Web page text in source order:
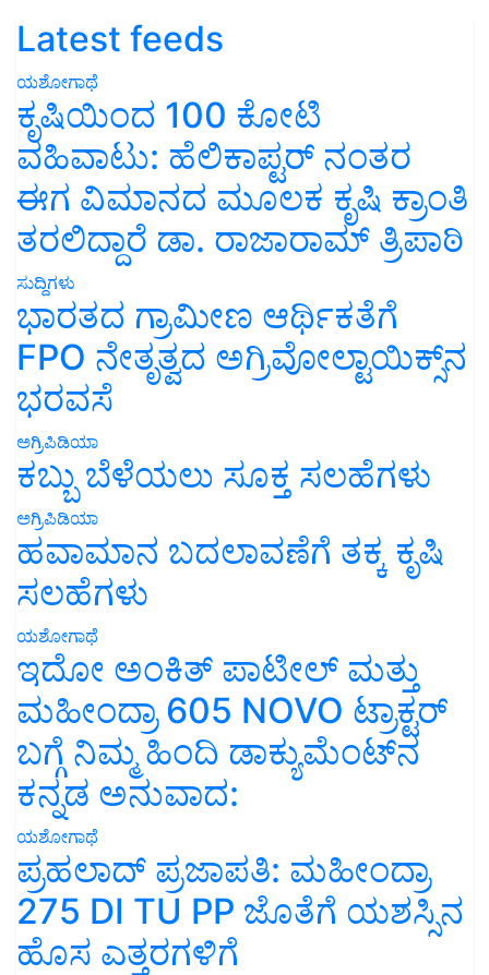
Latest feeds
ಯಶೋಗಾಥೆ
ಕೃಷಿಯಿಂದ 100 ಕೋಟಿ
ವಹಿವಾಟು: ಹೆಲಿಕಾಪ್ಟರ್ ನಂತರ
ಈಗ ವಿಮಾನದ ಮೂಲಕ ಕೃಷಿ ಕ್ರಾಂತಿ
ತರಲಿದ್ದಾರೆ ಡಾ. ರಾಜಾರಾಮ್ ತ್ರಿಪಾಠಿ
ಸುದ್ದಿಗಳು
ಭಾರತದ ಗ್ರಾಮೀಣ ಆರ್ಥಿಕತೆಗೆ
FPO ನೇತೃತ್ವದ ಅಗ್ರಿವೋಲ್ಟಾಯಿಕ್ಸ್‌ನ
ಭರವಸೆ
ಅಗ್ರಿಪಿಡಿಯಾ
ಕಬ್ಬು ಬೆಳೆಯಲು ಸೂಕ್ತ ಸಲಹೆಗಳು
ಅಗ್ರಿಪಿಡಿಯಾ
ಹವಾಮಾನ ಬದಲಾವಣೆಗೆ ತಕ್ಕ ಕೃಷಿ
ಸಲಹೆಗಳು
ಯಶೋಗಾಥೆ
ಇದೋ ಅಂಕಿತ್ ಪಾಟೀಲ್ ಮತ್ತು
ಮಹೀಂದ್ರಾ 605 NOVO ಟ್ರಾಕ್ಟರ್
ಬಗ್ಗೆ ನಿಮ್ಮ ಹಿಂದಿ ಡಾಕ್ಯುಮೆಂಟ್‌ನ
ಕನ್ನಡ ಅನುವಾದ:
ಯಶೋಗಾಥೆ
ಪ್ರಹಲಾದ್ ಪ್ರಜಾಪತಿ: ಮಹೀಂದ್ರಾ
275 DI TU PP ಜೊತೆಗೆ ಯಶಸ್ಸಿನ
ಹೊಸ ಎತ್ತರಗಳಿಗೆ